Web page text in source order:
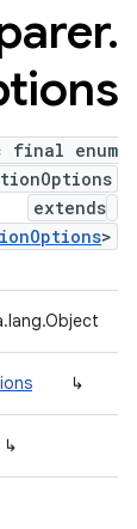
.
enum
extends
>
↳
↳